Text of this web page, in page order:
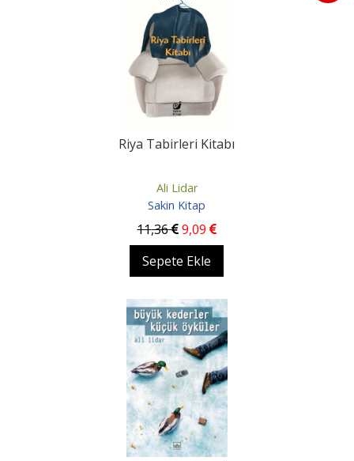
Riya Tabirleri Kitabı
Ali Lidar
Sakin Kitap
11,36 9,09
Sepete Ekle